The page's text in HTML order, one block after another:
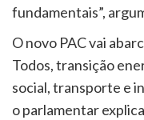
fundamentais”,
O novo PAC vai
Todos, transição
social, transporte e
o parlamentar